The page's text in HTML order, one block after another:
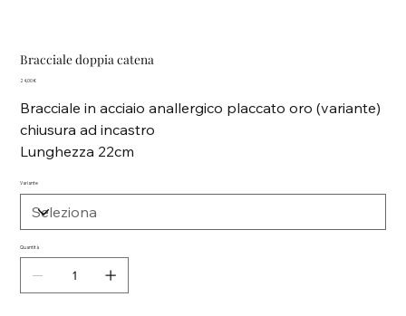
Bracciale doppia catena
Prezzo
24,00 €
Bracciale in acciaio anallergico placcato oro (variante)
chiusura ad incastro
Lunghezza 22cm
Variante
Quantità